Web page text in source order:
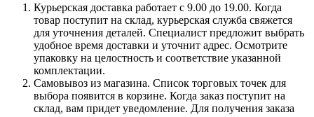
Курьерская доставка работает с 9.00 до 19.00. Когда
товар поступит на склад, курьерская служба свяжется
для уточнения деталей. Специалист предложит выбрать
удобное время доставки и уточнит адрес. Осмотрите
упаковку на целостность и соответствие указанной
комплектации.
Самовывоз из магазина. Список торговых точек для
выбора появится в корзине. Когда заказ поступит на
склад, вам придет уведомление. Для получения заказа